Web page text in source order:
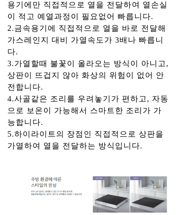
용기에만 직접적으로 열을 전달하여 열손실
이 적고 예열과정이 필요없어 빠릅니다.
2.금속용기에 직접적으로 열을 바로 전달해
가스레인지 대비 가열속도가 3배나 빠릅니
다.
3.가열할때 불꽃이 올라오는 방식이 아니고,
상판이 뜨겁지 않아 화상의 위험이 없어 안
전합니다.
4.사골같은 조리를 우려놓기가 편하고, 자동
으로 보온이 가능해서 스마트한 조리가 가
능합니다.
5.하이라이트의 장점인 직접적으로 상판을
가열하여 열을 전달하는 방식입니다.